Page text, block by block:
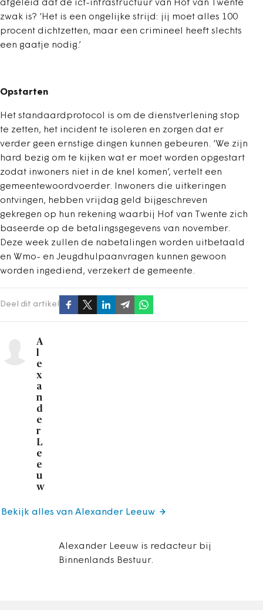
afgeleid dat de ict-infrastructuur van Hof van Twente
zwak is? ‘Het is een ongelijke strijd: jij moet alles 100
procent dichtzetten, maar een crimineel heeft slechts
een gaatje nodig.’
Opstarten
Het standaardprotocol is om de dienstverlening stop
te zetten, het incident te isoleren en zorgen dat er
verder geen ernstige dingen kunnen gebeuren. ‘We zijn
hard bezig om te kijken wat er moet worden opgestart
zodat inwoners niet in de knel komen’, vertelt een
gemeentewoordvoerder. Inwoners die uitkeringen
ontvingen, hebben vrijdag geld bijgeschreven
gekregen op hun rekening waarbij Hof van Twente zich
baseerde op de betalingsgegevens van november.
Deze week zullen de nabetalingen worden uitbetaald
en Wmo- en Jeugdhulpaanvragen kunnen gewoon
worden ingediend, verzekert de gemeente.
Deel dit artikel
A
l
e
x
a
n
d
e
r
L
e
e
u
w
Alexander Leeuw is redacteur bij
Binnenlands Bestuur.
Bekijk alles van Alexander Leeuw